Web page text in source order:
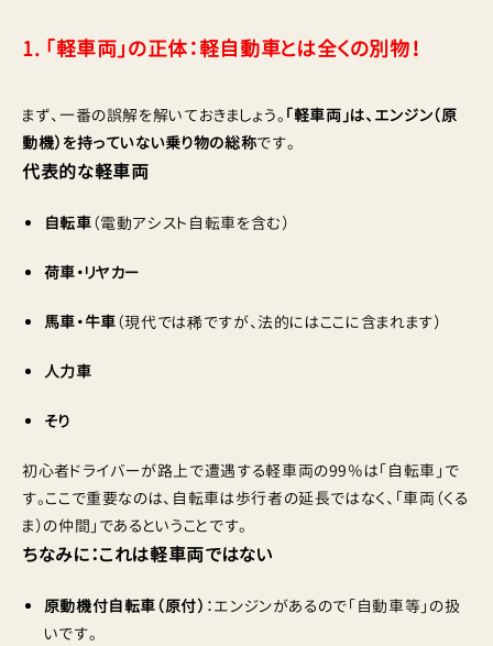
1. 「軽車両」の正体：軽自動車とは全くの別物！
まず、一番の誤解を解いておきましょう。 「軽車両」は、エンジン（原
動機）を持っていない乗り物の総称です。
代表的な軽車両
自転車（電動アシスト自転車を含む）
荷車・リヤカー
馬車・牛車（現代では稀ですが、法的にはここに含まれます）
人力車
そり
初心者ドライバーが路上で遭遇する軽車両の99％は「自転車」で
す。ここで重要なのは、自転車は歩行者の延長ではなく、「車両（くる
ま）の仲間」であるということです。
ちなみに：これは軽車両ではない
原動機付自転車（原付） ：エンジンがあるので「自動車等」の扱
いです。